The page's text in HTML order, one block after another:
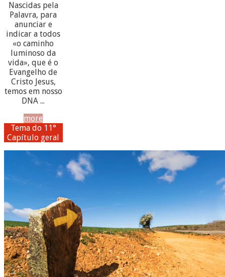
Nascidas pela
Palavra, para
anunciar e
indicar a todos
«o caminho
luminoso da
vida», que é o
Evangelho de
Cristo Jesus,
temos em nosso
DNA ...
more
Tema do 11°
Capítulo geral